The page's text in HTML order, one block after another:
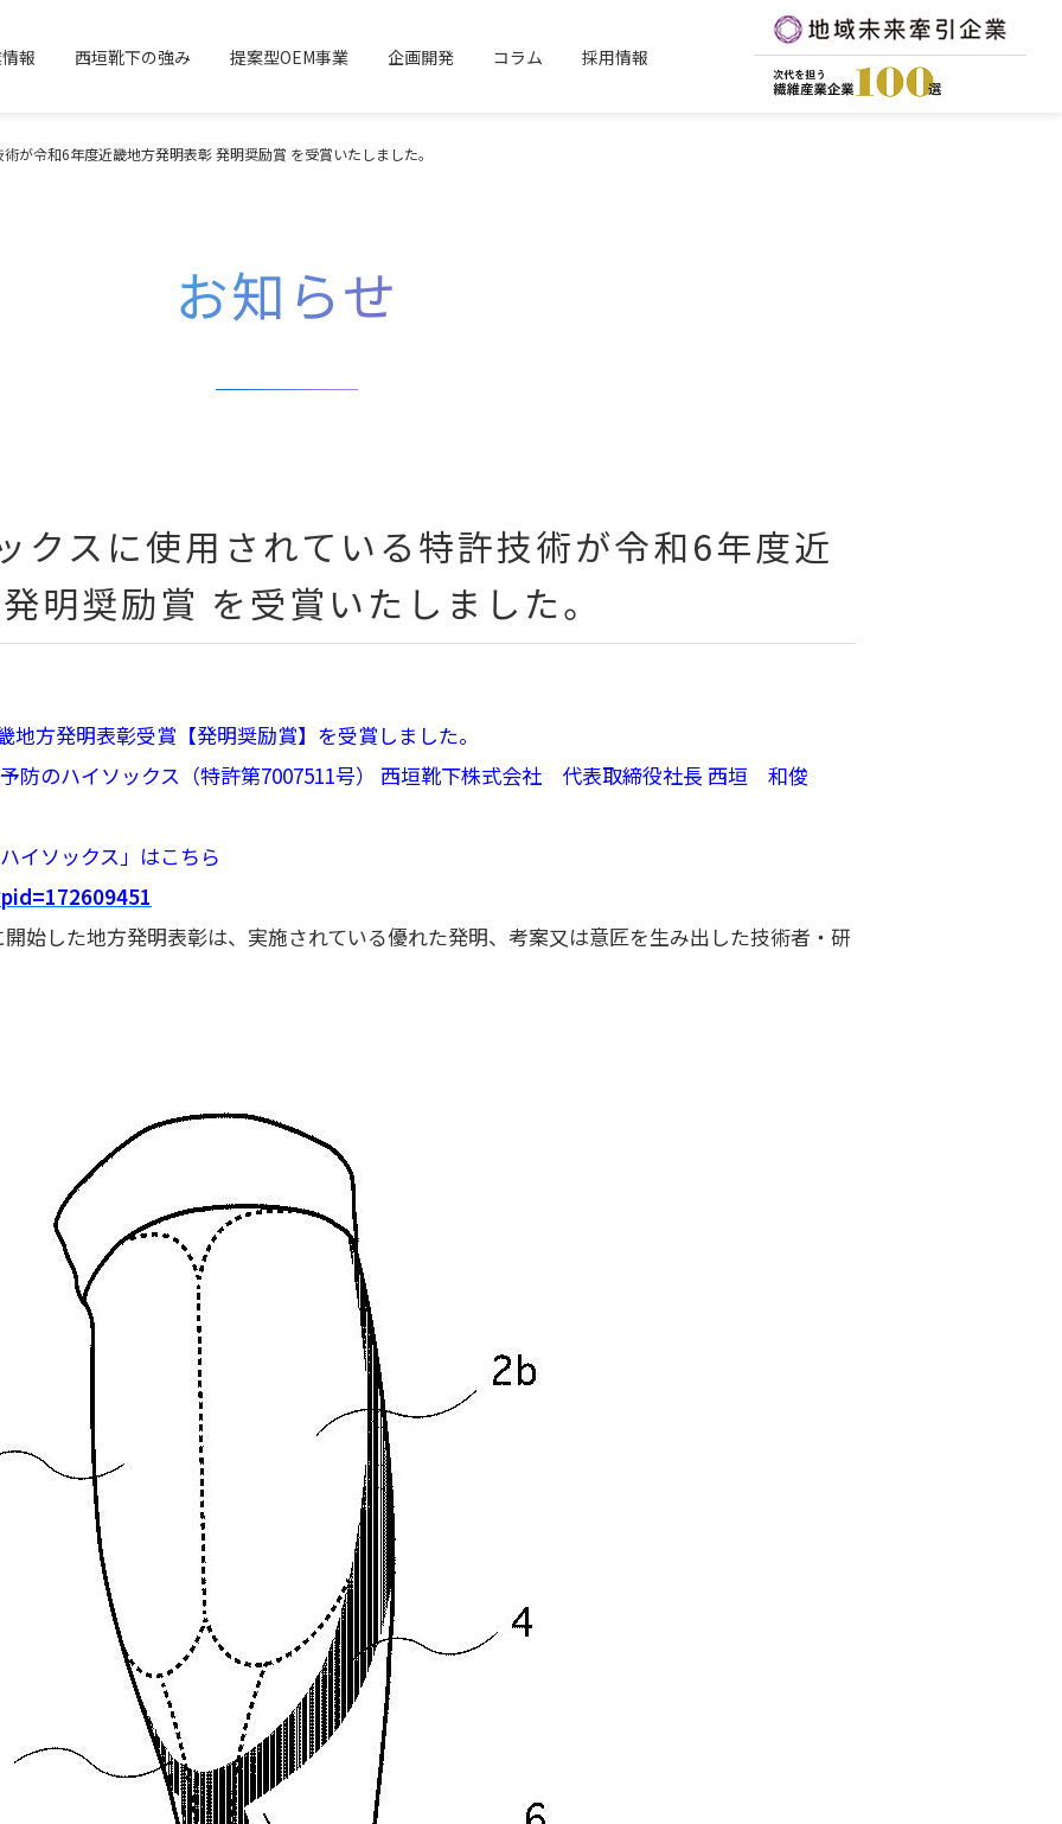
報 西垣靴下の強み 提案型OEM事業 企画開発 コラム 採用情報
が令和6年度近畿地方発明表彰 発明奨励賞 を受賞いたしました。
お知らせ
クスに使用されている特許技術が令和6年度近
明奨励賞 を受賞いたしました。
地方発明表彰受賞【発明奨励賞】を受賞しました。
防のハイソックス（特許第7007511号） 西垣靴下株式会社 代表取締役社長 西垣 和俊
イソックス」はこちら
始した地方発明表彰は、実施されている優れた発明、考案又は意匠を生み出した技術者・研